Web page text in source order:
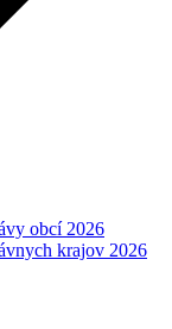
obcí 2026
krajov 2026